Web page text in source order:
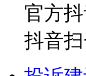
官方
抖音